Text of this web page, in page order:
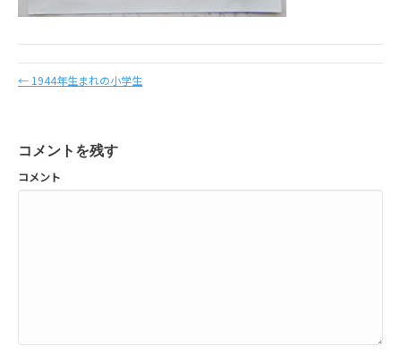
← 1944年生まれの小学生
コメントを残す
コメント